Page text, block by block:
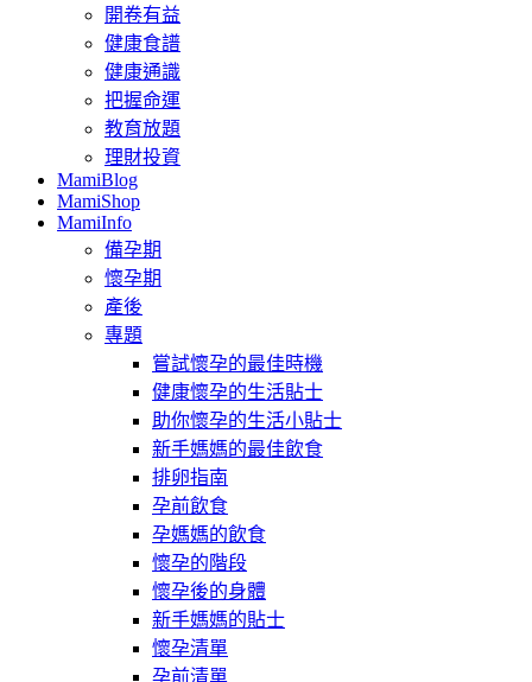
開卷有益
健康食譜
健康通識
把握命運
教育放題
理財投資
MamiBlog
MamiShop
MamiInfo
備孕期
懷孕期
產後
專題
嘗試懷孕的最佳時機
健康懷孕的生活貼士
助你懷孕的生活小貼士
新手媽媽的最佳飲食
排卵指南
孕前飲食
孕媽媽的飲食
懷孕的階段
懷孕後的身體
新手媽媽的貼士
懷孕清單
孕前清單